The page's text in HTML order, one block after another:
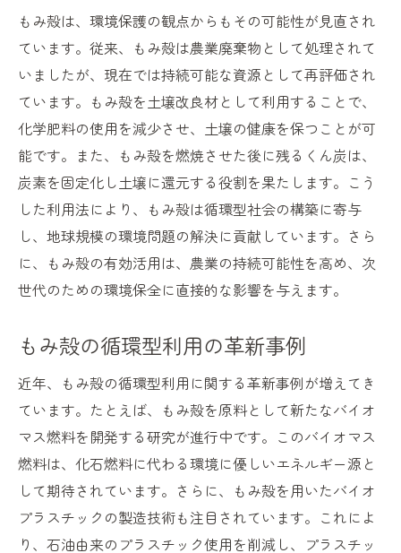
もみ殻は、環境保護の観点からもその可能性が見直され
ています。従来、もみ殻は農業廃棄物として処理されて
いましたが、現在では持続可能な資源として再評価され
ています。もみ殻を土壌改良材として利用することで、
化学肥料の使用を減少させ、土壌の健康を保つことが可
能です。また、もみ殻を燃焼させた後に残るくん炭は、
炭素を固定化し土壌に還元する役割を果たします。こう
した利用法により、もみ殻は循環型社会の構築に寄与
し、地球規模の環境問題の解決に貢献しています。さら
に、もみ殻の有効活用は、農業の持続可能性を高め、次
世代のための環境保全に直接的な影響を与えます。
もみ殻の循環型利用の革新事例
近年、もみ殻の循環型利用に関する革新事例が増えてき
ています。たとえば、もみ殻を原料として新たなバイオ
マス燃料を開発する研究が進行中です。このバイオマス
燃料は、化石燃料に代わる環境に優しいエネルギー源と
して期待されています。さらに、もみ殻を用いたバイオ
プラスチックの製造技術も注目されています。これによ
り、石油由来のプラスチック使用を削減し、プラスチッ